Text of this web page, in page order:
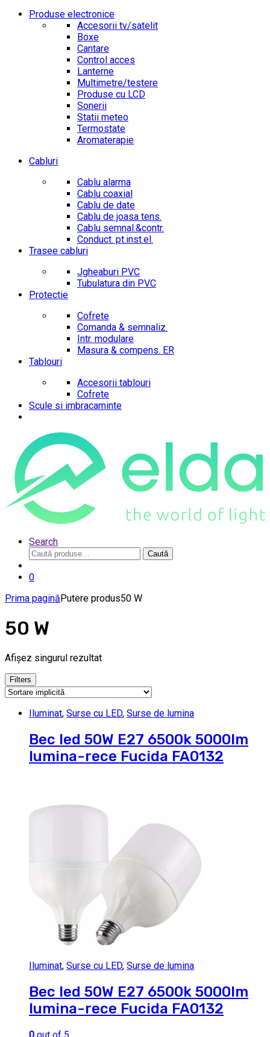
Produse electronice
Accesorii tv/satelit
Boxe
Cantare
Control acces
Lanterne
Multimetre/testere
Produse cu LCD
Sonerii
Statii meteo
Termostate
Aromaterapie
Cabluri
Cablu alarma
Cablu coaxial
Cablu de date
Cablu de joasa tens.
Cablu semnal.&contr.
Conduct. pt.inst.el.
Trasee cabluri
Jgheaburi PVC
Tubulatura din PVC
Protectie
Cofrete
Comanda & semnaliz.
Intr. modulare
Masura & compens. ER
Tablouri
Accesorii tablouri
Cofrete
Scule si imbracaminte
Search
Caută
după:
Caută
0
Prima paginăPutere produs50 W
50 W
Afișez singurul rezultat
Filters
Iluminat, Surse cu LED, Surse de lumina
Bec led 50W E27 6500k 5000lm
lumina-rece Fucida FA0132
Iluminat, Surse cu LED, Surse de lumina
Bec led 50W E27 6500k 5000lm
lumina-rece Fucida FA0132